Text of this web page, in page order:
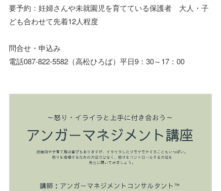
要予約：妊婦さんや未就園児を育てている保護者 大人・子
ども合わせて先着12人程度
問合せ・申込み
電話087-822-5582（高松ひろば）平日9：30～17：00